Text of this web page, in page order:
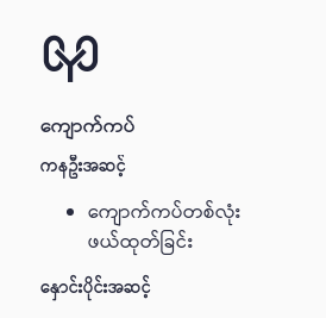
ကျောက်ကပ်
ကနဦးအဆင့်
ကျောက်ကပ်တစ်လုံး
ဖယ်ထုတ်ခြင်း
နှောင်းပိုင်းအဆင့်